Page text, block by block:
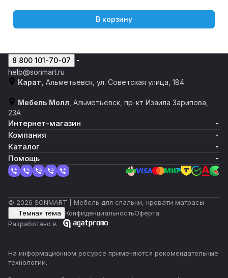
В корзину
8 800 101-70-07
help@sonmart.ru
Карат, Альметьевск, ул. Советская улица, 184
Мебель Молл , Альметьевск, пр-кт Изаила Зарипова,
23А
Интернет-магазин
Компания
Каталог
Помощь
© 2026 SONMART | Мебель для спальни, кровати матрасы
Темная тема
КонфиденциальностьОферта
Разработано в
На информационном ресурсе применяются рекомендательные
технологии.